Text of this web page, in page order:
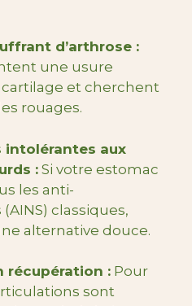
d’arthrose :
une usure
et cherchent
rouages.
intolérantes aux
: Si votre estomac
les anti-
classiques,
alternative douce.
récupération : Pour
sont